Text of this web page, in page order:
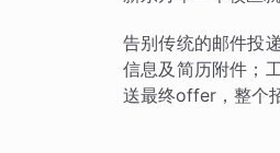
告别传统的邮件投
信息及简历附件；
送最终offer，整个